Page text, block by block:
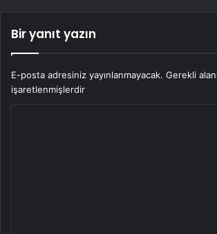
Bir yanıt yazın
E-posta adresiniz yayınlanmayacak. Gerekli
işaretlenmişlerdir